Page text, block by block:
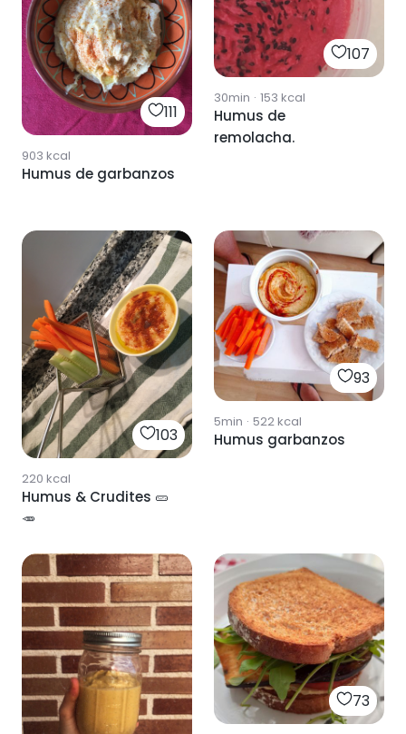
111
903 kcal
Humus de garbanzos
107
30min · 153 kcal
Humus de
remolacha.
103
220 kcal
Humus & Crudites 🥒
🥕
93
5min · 522kcal
Humus garbanzos
73